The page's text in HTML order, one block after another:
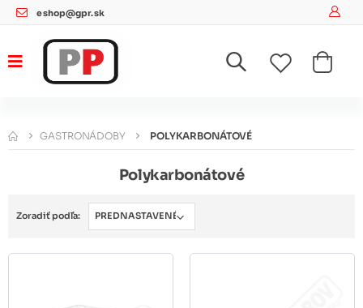
eshop@gpr.sk
GASTRONÁDOBY POLYKARBONÁTOVÉ
Polykarbonátové
Zoradiť podľa: